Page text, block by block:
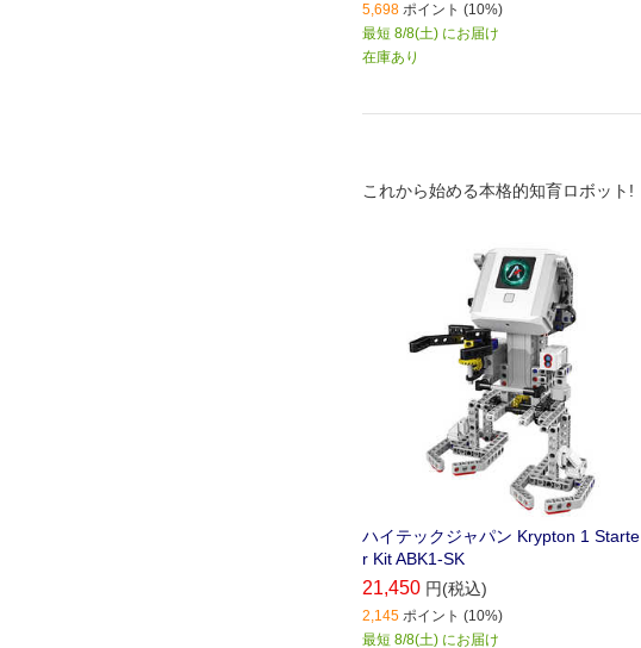
5,698 ポイント (10%)
最短 8/8(土) にお届け
在庫あり
これから始める本格的知育ロボット!
ハイテックジャパン Krypton 1 Starte
r Kit ABK1-SK
21,450 円(税込)
2,145 ポイント (10%)
最短 8/8(土) にお届け